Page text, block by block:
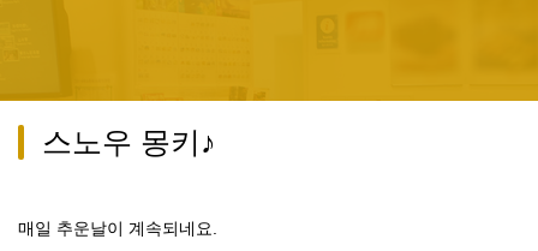
스노우 몽키♪
매일 추운날이 계속되네요.